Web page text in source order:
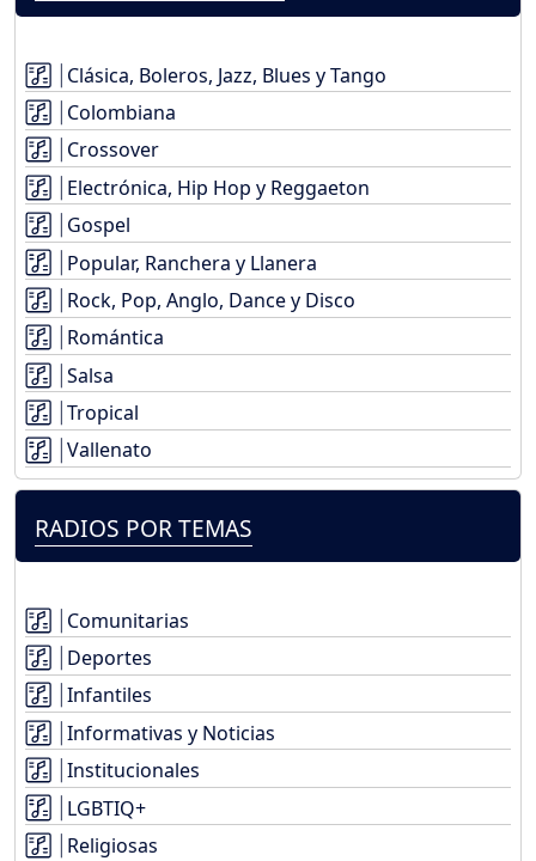
Clásica, Boleros, Jazz, Blues y Tango
Colombiana
Crossover
Electrónica, Hip Hop y Reggaeton
Gospel
Popular, Ranchera y Llanera
Rock, Pop, Anglo, Dance y Disco
Romántica
Salsa
Tropical
Vallenato
RADIOS POR TEMAS
Comunitarias
Deportes
Infantiles
Informativas y Noticias
Institucionales
LGBTIQ+
Religiosas